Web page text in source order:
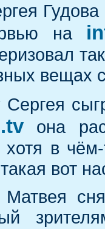
на
вещах
Сергея
она
хотя в
вот